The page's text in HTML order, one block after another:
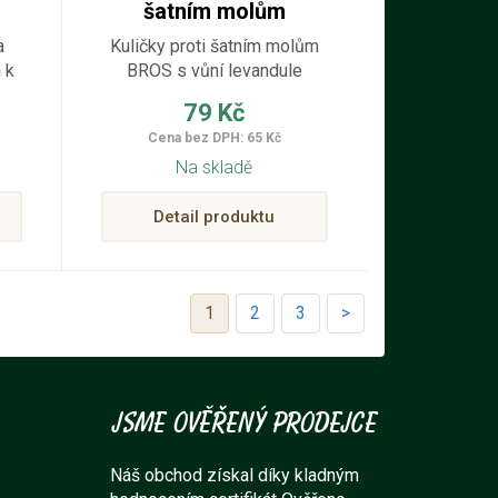
k
šatním molům
levandulové 20 ks
Kuličky proti šatním molům
BROS s vůní levandule
79 Kč
Cena bez DPH: 65 Kč
Na skladě
Detail produktu
1 2 3 >
Jsme ověřený prodejce
Náš obchod získal díky kladným